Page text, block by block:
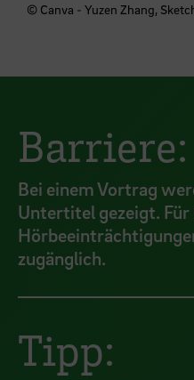
© Canva - Yuzen Zhang,
Barriere:
Bei einem Vortrag
Untertitel gezeigt.
zugänglich.
Tipp: